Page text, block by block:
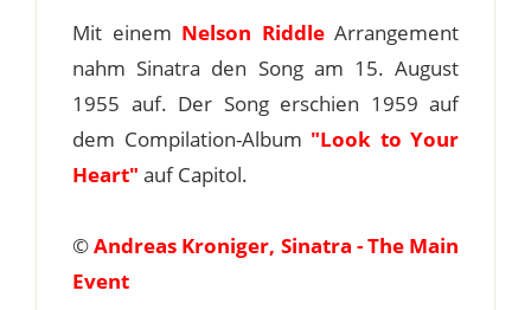
Mit einem Nelson RiddleArrangement
nahm Sinatra den Song am 15. August
1955 auf. Der Song erschien 1959 auf
dem Compilation-Album "Look to Your
Heart" auf Capitol.
©Andreas Kroniger, Sinatra - The Main
Event